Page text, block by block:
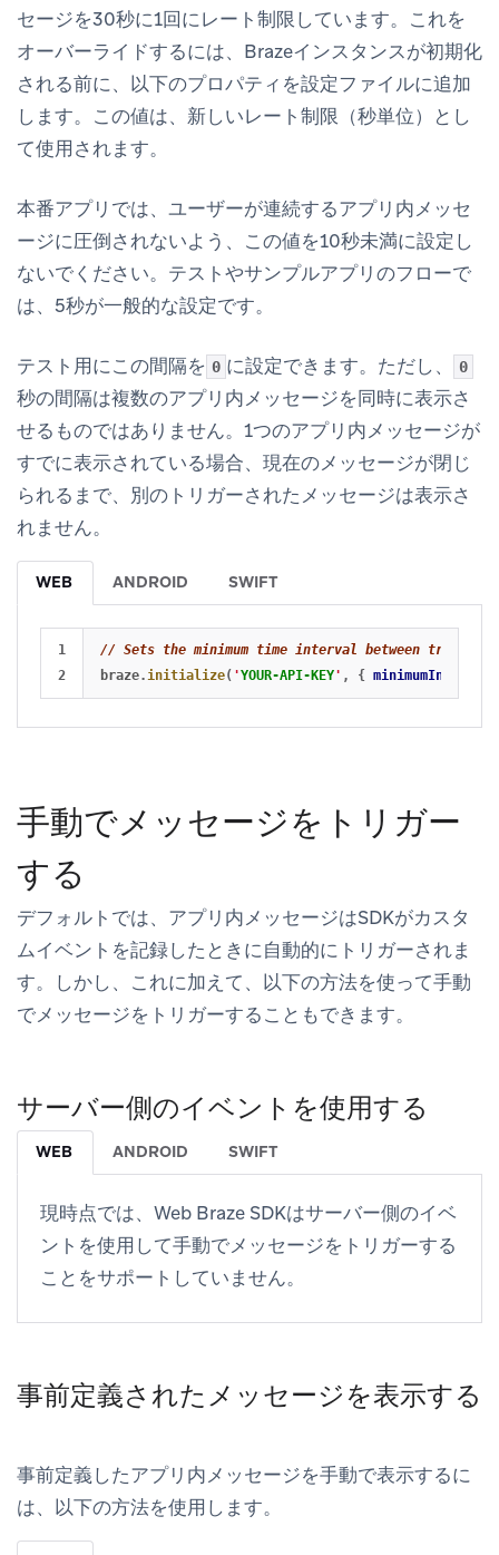
セージを30秒に1回にレート制限しています。これを
オーバーライドするには、Brazeインスタンスが初期化
される前に、以下のプロパティを設定ファイルに追加
します。この値は、新しいレート制限（秒単位）とし
て使用されます。
本番アプリでは、ユーザーが連続するアプリ内メッセ
ージに圧倒されないよう、この値を10秒未満に設定し
ないでください。テストやサンプルアプリのフローで
は、5秒が一般的な設定です。
テスト用にこの間隔を 0 に設定できます。ただし、 0
秒の間隔は複数のアプリ内メッセージを同時に表示さ
せるものではありません。1つのアプリ内メッセージが
すでに表示されている場合、現在のメッセージが閉じ
られるまで、別のトリガーされたメッセージは表示さ
れません。
WEB ANDROID SWIFT
1
// Sets the minimum time interval between
braze. initialize( 'YOUR-API-KEY' , {
手動でメッセージをトリガー
する
デフォルトでは、アプリ内メッセージはSDKがカスタ
ムイベントを記録したときに自動的にトリガーされま
す。しかし、これに加えて、以下の方法を使って手動
でメッセージをトリガーすることもできます。
サーバー側のイベントを使用する
WEB ANDROID SWIFT
現時点では、Web Braze SDKはサーバー側のイベ
ントを使用して手動でメッセージをトリガーする
ことをサポートしていません。
事前定義されたメッセージを表示する
事前定義したアプリ内メッセージを手動で表示するに
は、以下の方法を使用します。